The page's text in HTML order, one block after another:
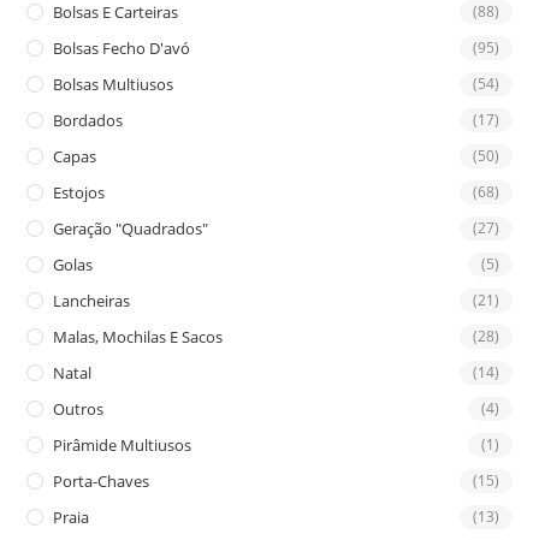
Bolsas E Carteiras (88)
Bolsas Fecho D'avó (95)
Bolsas Multiusos (54)
Bordados (17)
Capas (50)
Estojos (68)
Geração "Quadrados" (27)
Golas (5)
Lancheiras (21)
Malas, Mochilas E Sacos (28)
Natal (14)
Outros (4)
Pirâmide Multiusos (1)
Porta-Chaves (15)
Praia (13)